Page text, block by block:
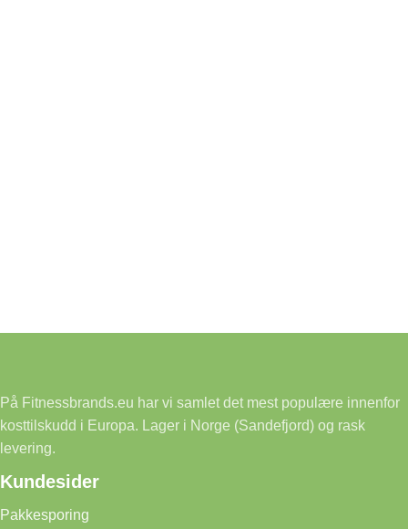
På Fitnessbrands.eu har vi samlet det mest populære innenfor
kosttilskudd i Europa. Lager i Norge (Sandefjord) og rask
levering.
Kundesider
Pakkesporing